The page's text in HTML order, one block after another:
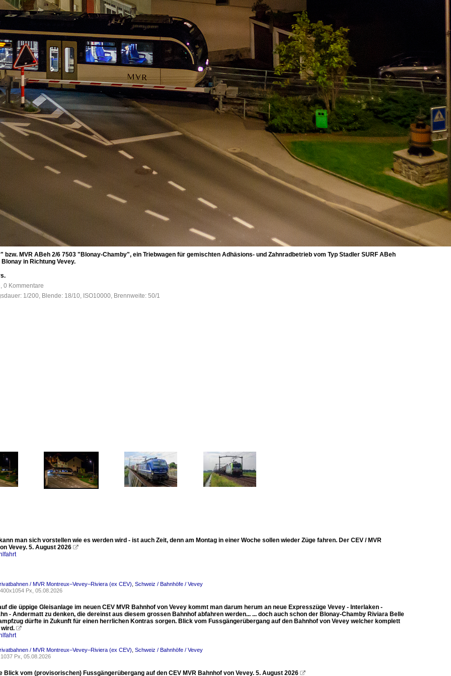
bzw. MVR ABeh 2/6 7503 "Blonay-Chamby", ein Triebwagen für gemischten Adhäsions- und Zahnradbetrieb vom Typ Stadler SURF ABeh
in Richtung Vevey.
0 Kommentare
1/200, Blende: 18/10, ISO10000, Brennweite: 50/1
man sich vorstellen wie es werden wird - ist auch Zeit, denn am Montag in einer Woche sollen wieder Züge fahren. Der CEV / MVR
Vevey. 5. August 2026 
/ MVR Montreux–Vevey–Riviera (ex CEV) Schweiz / Bahnhöfe / Vevey
Px, 05.08.2026
die üppige Gleisanlage im neuen CEV MVR Bahnhof von Vevey kommt man darum herum an neue Expresszüge Vevey - Interlaken -
- Andermatt zu denken, die dereinst aus diesem grossen Bahnhof abfahren werden... ... doch auch schon der Blonay-Chamby Riviara Belle
dürfte in Zukunft für einen herrlichen Kontras sorgen. Blick vom Fussgängerübergang auf den Bahnhof von Vevey welcher komplett

/ MVR Montreux–Vevey–Riviera (ex CEV) Schweiz / Bahnhöfe / Vevey
Px, 05.08.2026
Blick vom (provisorischen) Fussgängerübergang auf den CEV MVR Bahnhof von Vevey. 5. August 2026 